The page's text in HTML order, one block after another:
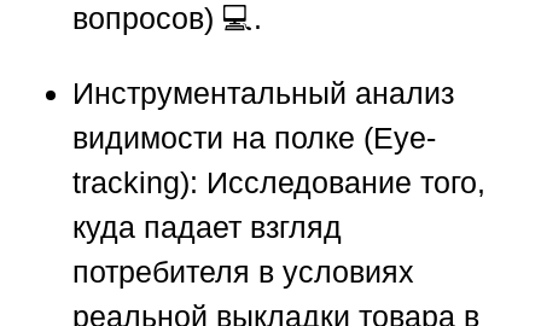
вопросов) 💻.
Инструментальный анализ
видимости на полке (Eye-
tracking): Исследование того,
куда падает взгляд
потребителя в условиях
реальной выкладки товара в